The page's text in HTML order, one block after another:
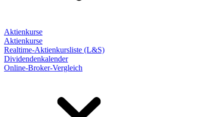
Aktienkurse
Aktienkurse
Realtime-Aktienkursliste (L&S)
Dividendenkalender
Online-Broker-Vergleich